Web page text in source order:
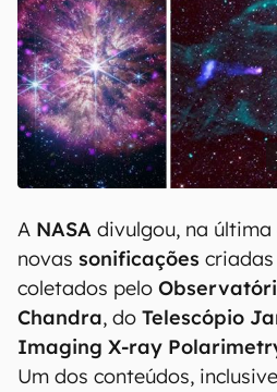
A NASA divulgou, na
novas sonificações
coletados pelo
Chandra, do Telescópio
Imaging X-ray
Um dos conteúdos,